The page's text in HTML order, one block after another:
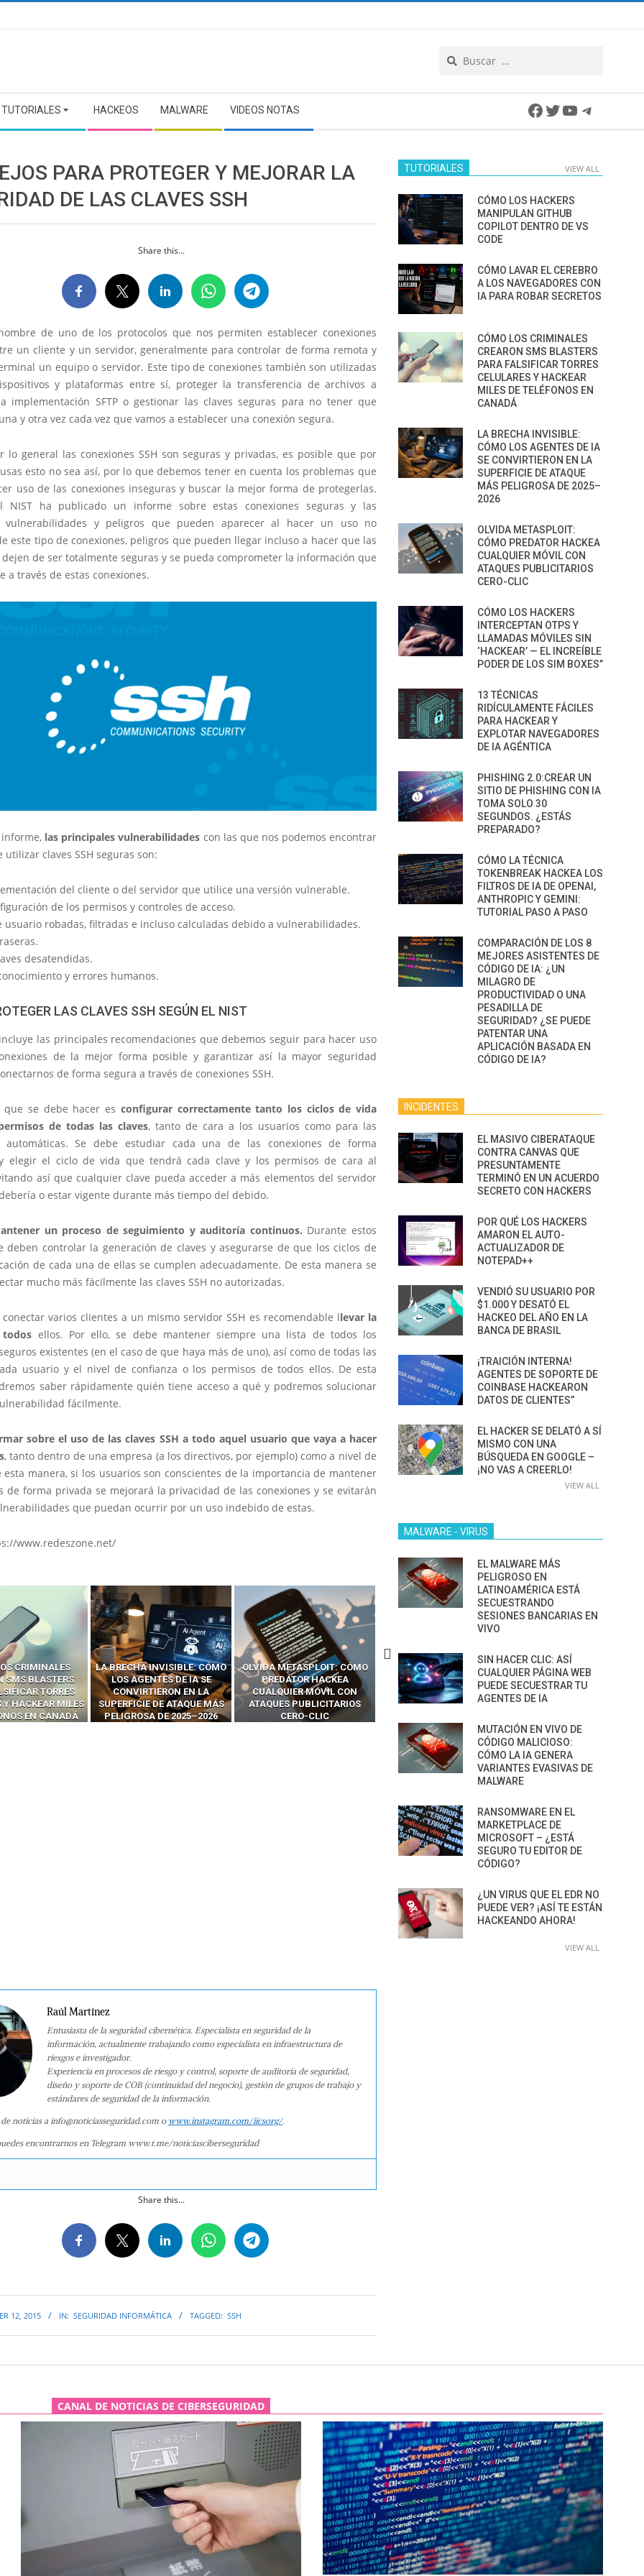
TUTORIALES HACKEOS MALWARE VIDEOS NOTAS Facebook
Twitter
YouTube
PARA PROTEGER Y MEJORAR LA
DE LAS CLAVES SSH
Share this...
de uno de los protocolos que nos permiten establecer conexiones
un cliente y un servidor, generalmente para controlar de forma remota y
un equipo o servidor. Este tipo de conexiones también son utilizadas
y plataformas entre sí, proteger la transferencia de archivos a
implementación SFTP o gestionar las claves seguras para no tener que
y otra vez cada vez que vamos a establecer una conexión segura.
lo general las conexiones SSH son seguras y privadas, es posible que por
esto no sea así, por lo que debemos tener en cuenta los problemas que
uso de las conexiones inseguras y buscar la mejor forma de protegerlas.
NIST ha publicado un informe sobre estas conexiones seguras y las
vulnerabilidades y peligros que pueden aparecer al hacer un uso no
este tipo de conexiones, peligros que pueden llegar incluso a hacer que las
dejen de ser totalmente seguras y se pueda comprometer la información que
a través de estas conexiones.
las principales vulnerabilidades con las que nos podemos encontrar
utilizar claves SSH seguras son:
del cliente o del servidor que utilice una versión vulnerable.
de los permisos y controles de acceso.
usuario robadas, filtradas e incluso calculadas debido a vulnerabilidades.
desatendidas.
y errores humanos.
LAS CLAVES SSH SEGÚN EL NIST
las principales recomendaciones que debemos seguir para hacer uso
de la mejor forma posible y garantizar así la mayor seguridad
de forma segura a través de conexiones SSH.
que se debe hacer es configurar correctamente tanto los ciclos de vida
de todas las claves, tanto de cara a los usuarios como para las
automáticas. Se debe estudiar cada una de las conexiones de forma
elegir el ciclo de vida que tendrá cada clave y los permisos de cara al
así que cualquier clave pueda acceder a más elementos del servidor
o estar vigente durante más tiempo del debido.
un proceso de seguimiento y auditoría continuos. Durante estos
deben controlar la generación de claves y asegurarse de que los ciclos de
de cada una de ellas se cumplen adecuadamente. De esta manera se
mucho más fácilmente las claves SSH no autorizadas.
varios clientes a un mismo servidor SSH es recomendable llevar la
ellos. Por ello, se debe mantener siempre una lista de todos los
existentes (en el caso de que haya más de uno), así como de todas las
usuario y el nivel de confianza o los permisos de todos ellos. De esta
saber rápidamente quién tiene acceso a qué y podremos solucionar
fácilmente.
sobre el uso de las claves SSH a todo aquel usuario que vaya a hacer
, tanto dentro de una empresa (a los directivos, por ejemplo) como a nivel de
esta manera, si los usuarios son conscientes de la importancia de mantener
de forma privada se mejorará la privacidad de las conexiones y se evitarán
que puedan ocurrir por un uso indebido de estas.
www.redeszone.net/
CRIMINALES
SMS BLASTERS
TORRES
Y HACKEAR MILES
EN CANADÁ
LA BRECHA INVISIBLE: CÓMO
LOS AGENTES DE IA SE
CONVIRTIERON EN LA
SUPERFICIE DE ATAQUE MÁS
PELIGROSA DE 2025–2026
OLVIDA METASPLOIT: CÓMO
PREDATOR HACKEA
CUALQUIER MÓVIL CON
ATAQUES PUBLICITARIOS
CERO-CLIC
CÓMO LOS HACKERS
INTERCEPTAN OTPS Y
LLAMADAS MÓVILES SIN
‘HACKEAR’ — EL INCREÍBLE
13 TÉCNICAS
RIDÍCULAMENTE
PARA HACKEAR Y
NAVEGADORES DE IA
Raúl Martínez
Entusiasta de la seguridad cibernética. Especialista en seguridad de la
información, actualmente trabajando como especialista en infraestructura de
riesgos e investigador.
Experiencia en procesos de riesgo y control, soporte de auditoría de seguridad,
diseño y soporte de COB (continuidad del negocio), gestión de grupos de trabajo y
estándares de seguridad de la información.
noticias a info@noticiasseguridad.com o www.instagram.com/iicsorg/.
encontrarnos en Telegram www.t.me/noticiasciberseguridad
Share this...
12, 2015 IN: SEGURIDAD INFORMÁTICA TAGGED: SSH
TUTORIALES VIEW ALL
CÓMO LOS HACKERS
MANIPULAN GITHUB
COPILOT DENTRO DE VS
CODE
CÓMO LAVAR EL CEREBRO
A LOS NAVEGADORES CON
IA PARA ROBAR SECRETOS
CÓMO LOS CRIMINALES
CREARON SMS BLASTERS
PARA FALSIFICAR TORRES
CELULARES Y HACKEAR
MILES DE TELÉFONOS EN
CANADÁ
LA BRECHA INVISIBLE:
CÓMO LOS AGENTES DE IA
SE CONVIRTIERON EN LA
SUPERFICIE DE ATAQUE
MÁS PELIGROSA DE 2025–
2026
OLVIDA METASPLOIT:
CÓMO PREDATOR HACKEA
CUALQUIER MÓVIL CON
ATAQUES PUBLICITARIOS
CERO-CLIC
CÓMO LOS HACKERS
INTERCEPTAN OTPS Y
LLAMADAS MÓVILES SIN
‘HACKEAR’ — EL INCREÍBLE
PODER DE LOS SIM BOXES”
13 TÉCNICAS
RIDÍCULAMENTE FÁCILES
PARA HACKEAR Y
EXPLOTAR NAVEGADORES
DE IA AGÉNTICA
PHISHING 2.0:CREAR UN
SITIO DE PHISHING CON IA
TOMA SOLO 30
SEGUNDOS. ¿ESTÁS
PREPARADO?
CÓMO LA TÉCNICA
TOKENBREAK HACKEA LOS
FILTROS DE IA DE OPENAI,
ANTHROPIC Y GEMINI:
TUTORIAL PASO A PASO
COMPARACIÓN DE LOS 8
MEJORES ASISTENTES DE
CÓDIGO DE IA: ¿UN
MILAGRO DE
PRODUCTIVIDAD O UNA
PESADILLA DE
SEGURIDAD? ¿SE PUEDE
PATENTAR UNA
APLICACIÓN BASADA EN
CÓDIGO DE IA?
INCIDENTES
EL MASIVO CIBERATAQUE
CONTRA CANVAS QUE
PRESUNTAMENTE
TERMINÓ EN UN ACUERDO
SECRETO CON HACKERS
POR QUÉ LOS HACKERS
AMARON EL AUTO-
ACTUALIZADOR DE
NOTEPAD++
VENDIÓ SU USUARIO POR
$1.000 Y DESATÓ EL
HACKEO DEL AÑO EN LA
BANCA DE BRASIL
¡TRAICIÓN INTERNA!
AGENTES DE SOPORTE DE
COINBASE HACKEARON
DATOS DE CLIENTES”
EL HACKER SE DELATÓ A SÍ
MISMO CON UNA
BÚSQUEDA EN GOOGLE –
¡NO VAS A CREERLO!
VIEW ALL
MALWARE - VIRUS
EL MALWARE MÁS
PELIGROSO EN
LATINOAMÉRICA ESTÁ
SECUESTRANDO
SESIONES BANCARIAS EN
VIVO
SIN HACER CLIC: ASÍ
CUALQUIER PÁGINA WEB
PUEDE SECUESTRAR TU
AGENTES DE IA
MUTACIÓN EN VIVO DE
CÓDIGO MALICIOSO:
CÓMO LA IA GENERA
VARIANTES EVASIVAS DE
MALWARE
RANSOMWARE EN EL
MARKETPLACE DE
MICROSOFT – ¿ESTÁ
SEGURO TU EDITOR DE
CÓDIGO?
¿UN VIRUS QUE EL EDR NO
PUEDE VER? ¡ASÍ TE ESTÁN
HACKEANDO AHORA!
VIEW ALL
CANAL DE NOTICIAS DE CIBERSEGURIDAD